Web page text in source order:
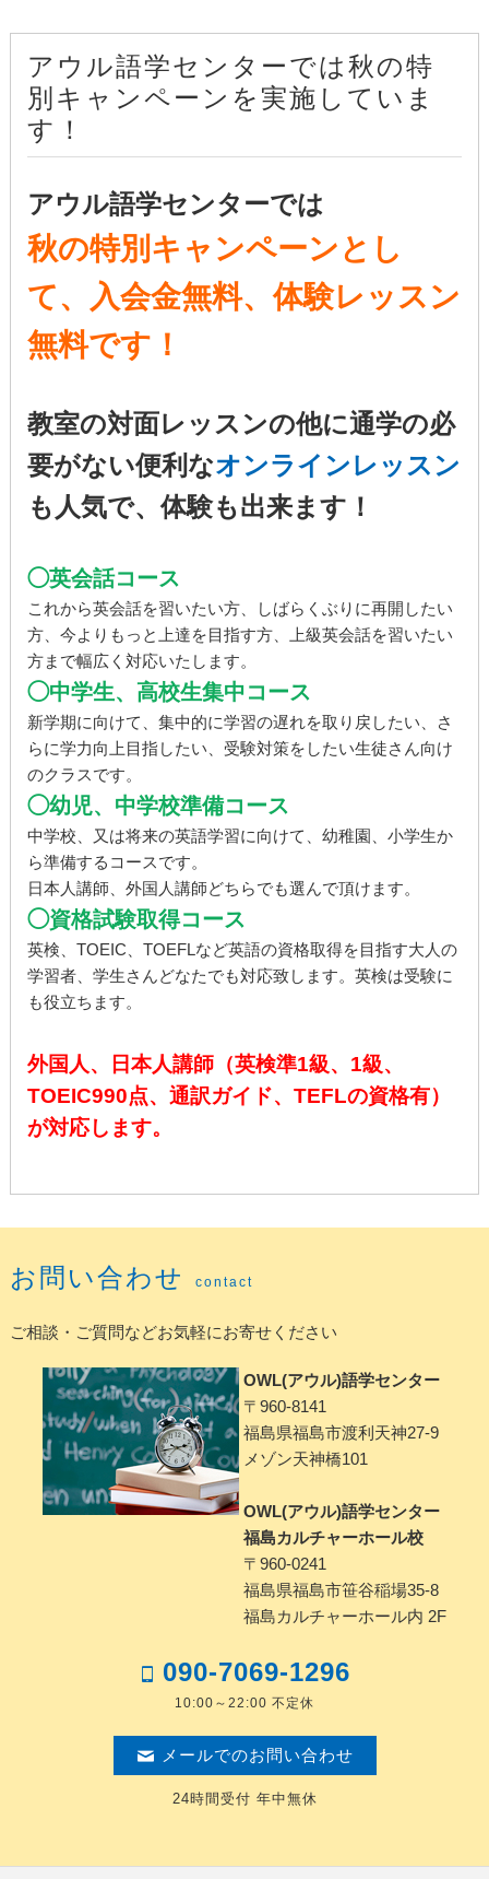
アウル語学センターでは秋の特
別キャンペーンを実施していま
す！
アウル語学センターでは
秋の特別キャンペーンとし
て、入会金無料、体験レッスン
無料です！
教室の対面レッスンの他に通学の必
要がない便利なオンラインレッスン
も人気で、体験も出来ます！
◯英会話コース
これから英会話を習いたい方、しばらくぶりに再開したい
方、今よりもっと上達を目指す方、上級英会話を習いたい
方まで幅広く対応いたします。
◯中学生、高校生集中コース
新学期に向けて、集中的に学習の遅れを取り戻したい、さ
らに学力向上目指したい、受験対策をしたい生徒さん向け
のクラスです。
◯幼児、中学校準備コース
中学校、又は将来の英語学習に向けて、幼稚園、小学生か
ら準備するコースです。
日本人講師、外国人講師どちらでも選んで頂けます。
◯資格試験取得コース
英検、TOEIC、TOEFLなど英語の資格取得を目指す大人の
学習者、学生さんどなたでも対応致します。英検は受験に
も役立ちます。
外国人、日本人講師（英検準1級、1級、
TOEIC990点、通訳ガイド、TEFLの資格有）
が対応します。
お問い合わせ contact
ご相談・ご質問などお気軽にお寄せください
OWL(アウル)語学センター
〒960-8141
福島県福島市渡利天神27-9
メゾン天神橋101
OWL(アウル)語学センター
福島カルチャーホール校
〒960-0241
福島県福島市笹谷稲場35-8
福島カルチャーホール内 2F
090-7069-1296
10:00～22:00 不定休
メールでのお問い合わせ
24時間受付 年中無休